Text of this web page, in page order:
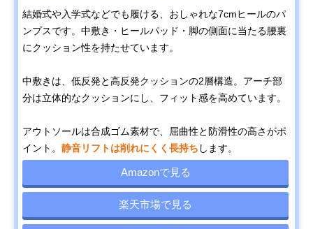
結婚式や入学式などでも履ける、おしゃれな7cmヒールのパ
ンプスです。中敷き・ヒールパッド・脚の側面に当たる腰裏
にクッション性を持たせています。
中敷きは、低反発と高反発クッションの2層構造。アーチ部
分は立体的なクッションにし、フィット感を高めています。
アウトソールは合成ゴム素材で、屈曲性と防滑性の高さがポ
イント。 静音リフトは削れにくく長持ち します。
Amazonで見る
楽天市場で見る